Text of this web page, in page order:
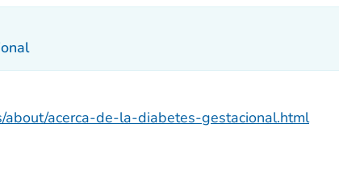
about/acerca-de-la-diabetes-gestacional.html